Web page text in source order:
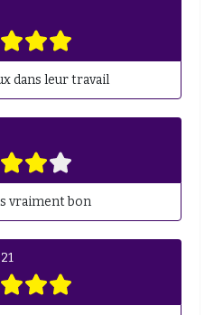
dans leur travail
vraiment bon